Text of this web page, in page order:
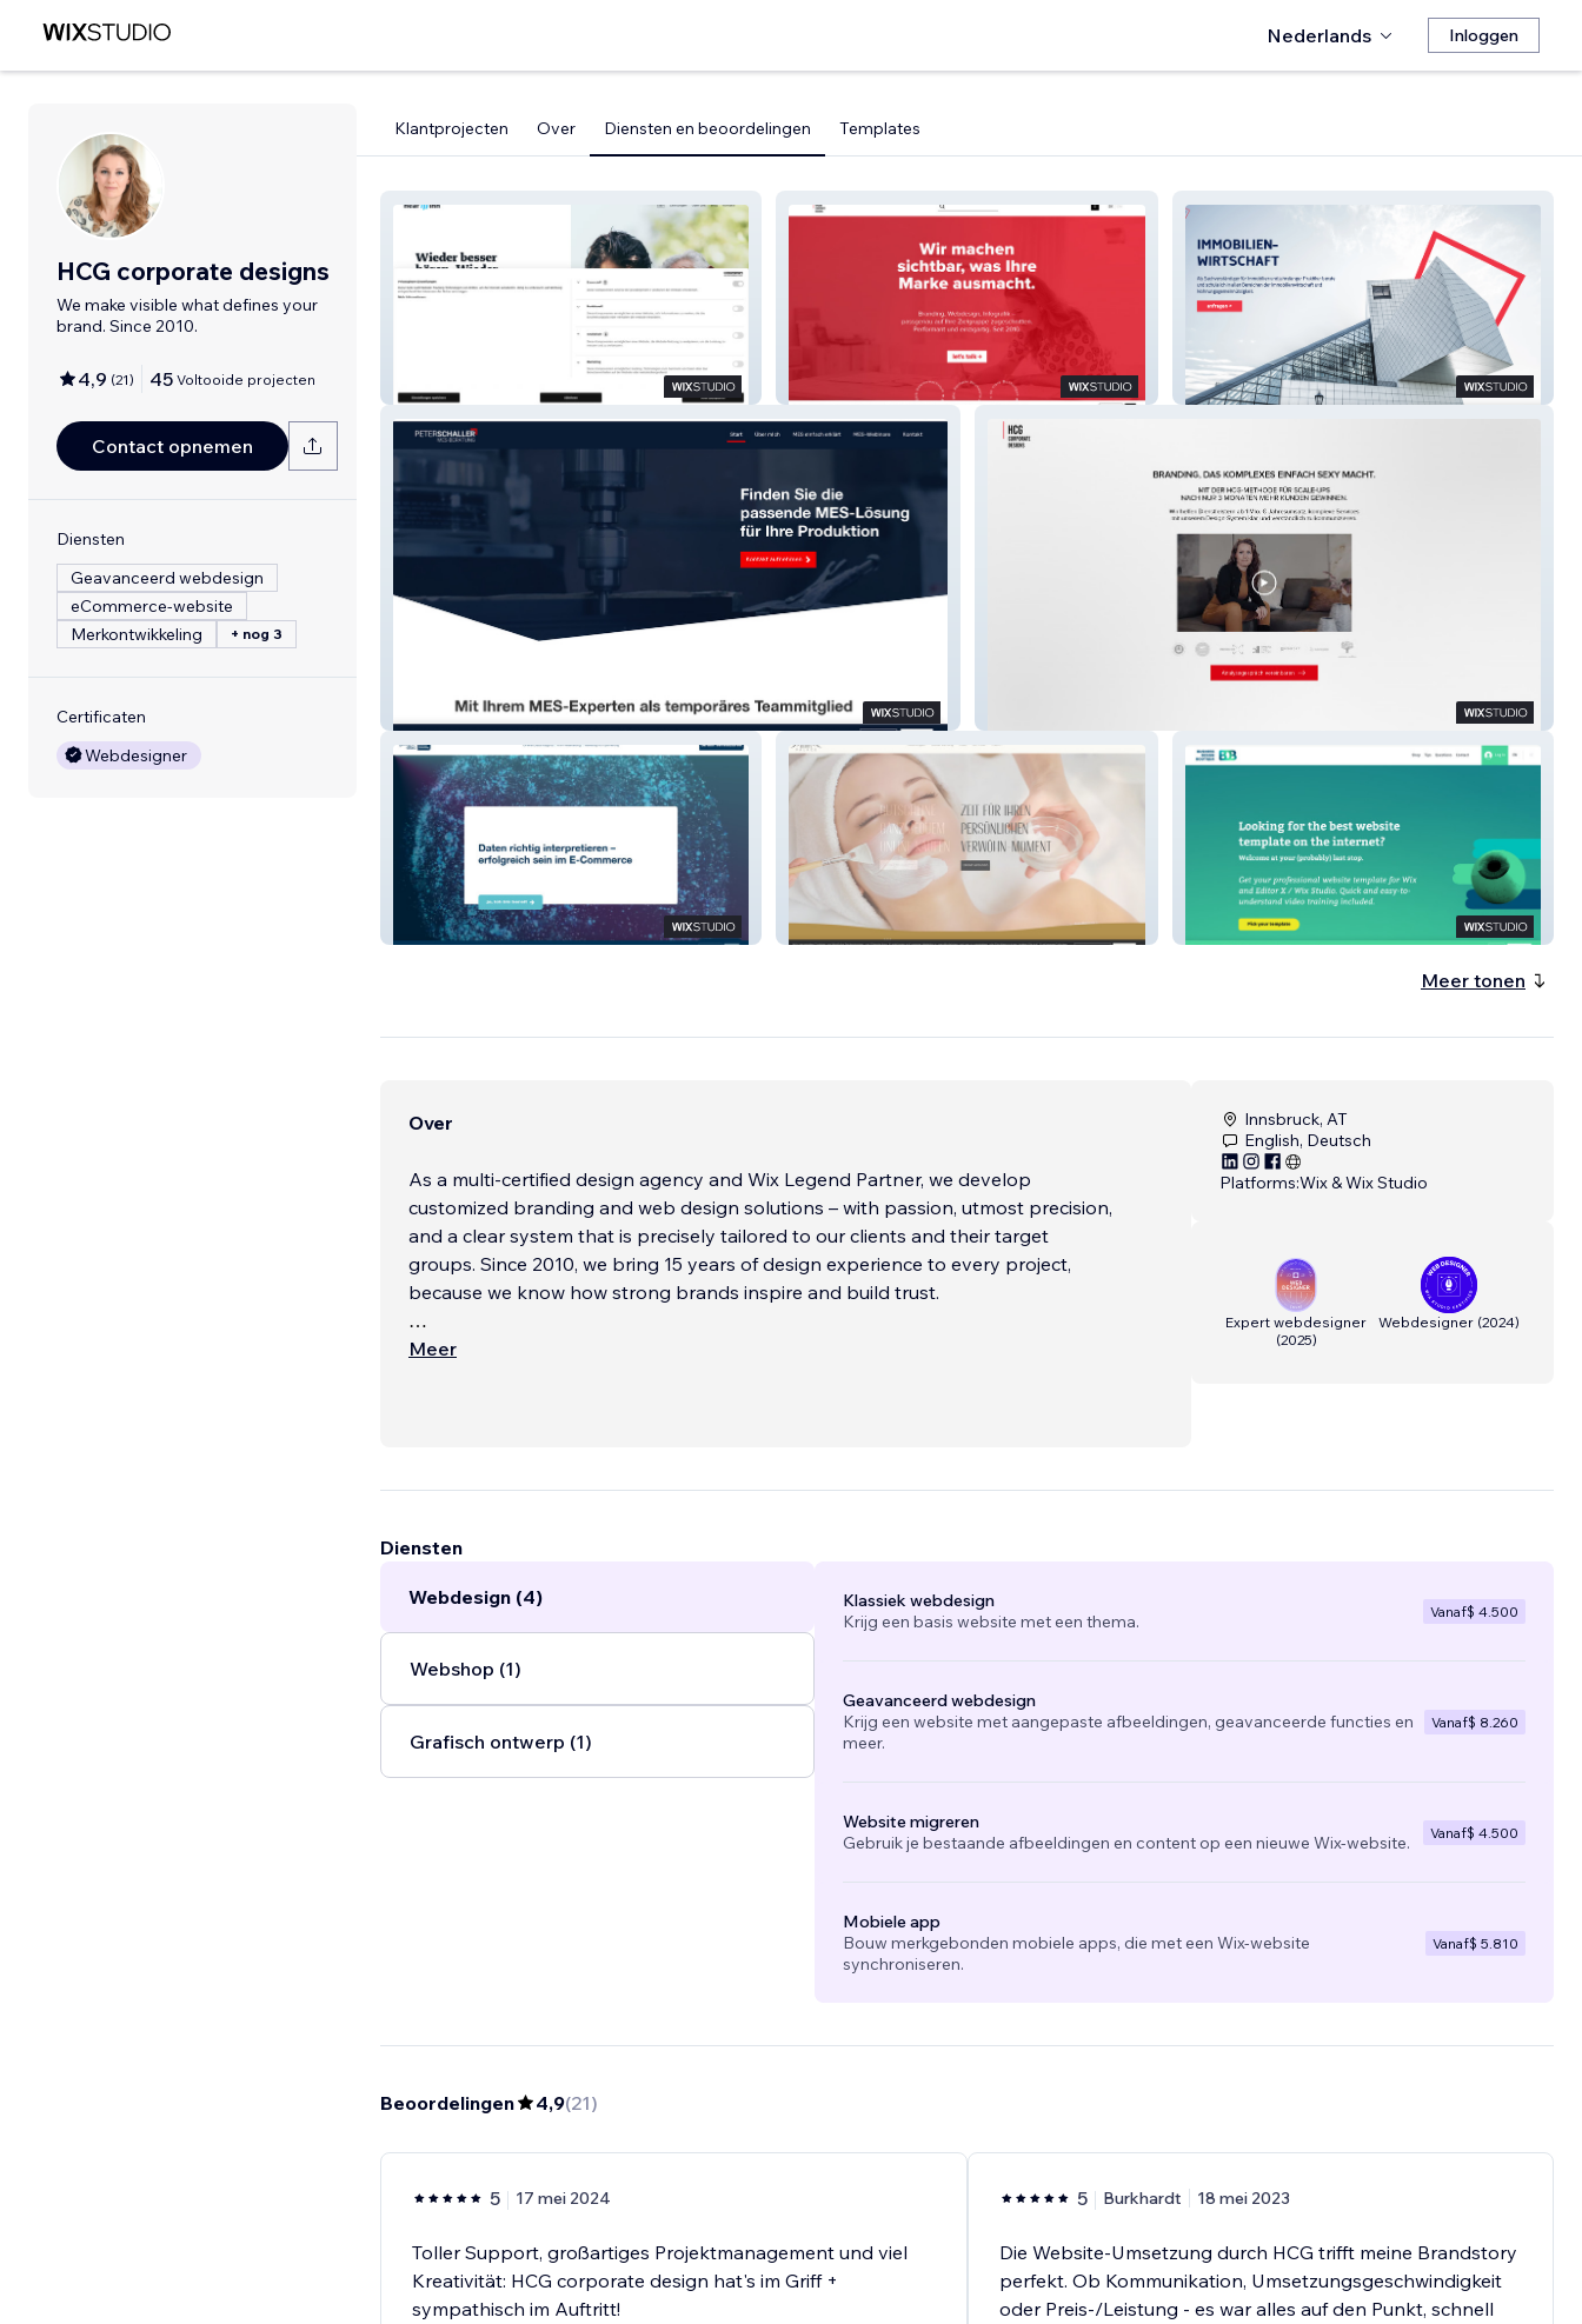
Nederlands Inloggen
HCG corporate designs
We make visible what defines your
brand. Since 2010.
4,9 (21) 45 Voltooide projecten
Contact opnemen
Diensten
Geavanceerd webdesign
eCommerce-website
Merkontwikkeling
+ nog 3
Certificaten
Webdesigner
Klantprojecten Over Diensten en beoordelingen Templates
hearInn HCG corporate designs ImmobilienPraxisKöll
Peter Schaller
gasber digital business consulting Beauty Palace SCS Business Design Boutique
Meer tonen
Over
As a multi-certified design agency and Wix Legend Partner, we develop
customized branding and web design solutions – with passion, utmost precision,
and a clear system that is precisely tailored to our clients and their target
groups. Since 2010, we bring 15 years of design experience to every project,
because we know how strong brands inspire and build trust.
Your website is more than a digital business card – it's
Meer
Innsbruck, AT
English, Deutsch
Platforms:Wix & Wix Studio
Expert webdesigner
(2025)
Webdesigner (2024)
Diensten
Webdesign (4)
Webshop (1)
Grafisch ontwerp (1)
Klassiek webdesign
Krijg een basis website met een thema.
Vanaf$ 4.500
Geavanceerd webdesign
Krijg een website met aangepaste afbeeldingen, geavanceerde functies en
meer.
Vanaf$ 8.260
Website migreren
Gebruik je bestaande afbeeldingen en content op een nieuwe Wix-website.
Vanaf$ 4.500
Mobiele app
Bouw merkgebonden mobiele apps, die met een Wix-website
synchroniseren.
Vanaf$ 5.810
Beoordelingen 4,9(21)
5 17 mei 2024
Toller Support, großartiges Projektmanagement und viel
Kreativität: HCG corporate design hat's im Griff +
sympathisch im Auftritt!
5 Burkhardt 18 mei 2023
Die Website-Umsetzung durch HCG trifft meine Brandstory
perfekt. Ob Kommunikation, Umsetzungsgeschwindigkeit
oder Preis-/Leistung - es war alles auf den Punkt, schnell